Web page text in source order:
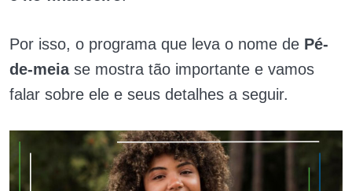
Por isso, o programa que leva o nome de Pé-
de-meia se mostra tão importante e vamos
falar sobre ele e seus detalhes a seguir.